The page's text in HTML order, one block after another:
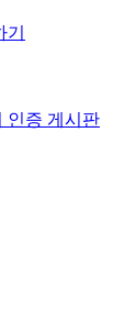
인증 게시판